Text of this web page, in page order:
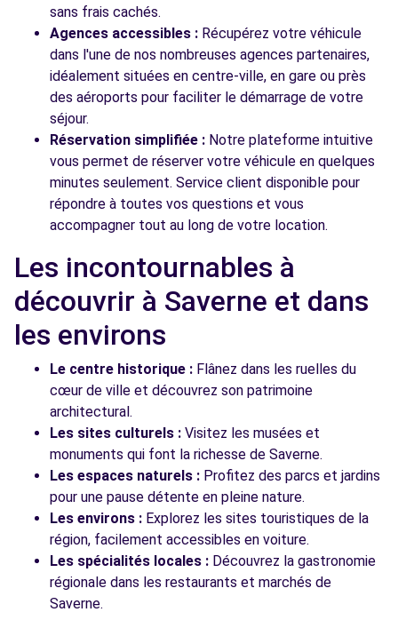
sans frais cachés.
Agences accessibles : Récupérez votre véhicule
dans l'une de nos nombreuses agences partenaires,
idéalement situées en centre-ville, en gare ou près
des aéroports pour faciliter le démarrage de votre
séjour.
Réservation simplifiée : Notre plateforme intuitive
vous permet de réserver votre véhicule en quelques
minutes seulement. Service client disponible pour
répondre à toutes vos questions et vous
accompagner tout au long de votre location.
Les incontournables à
découvrir à Saverne et dans
les environs
Le centre historique : Flânez dans les ruelles du
cœur de ville et découvrez son patrimoine
architectural.
Les sites culturels : Visitez les musées et
monuments qui font la richesse de Saverne.
Les espaces naturels : Profitez des parcs et jardins
pour une pause détente en pleine nature.
Les environs : Explorez les sites touristiques de la
région, facilement accessibles en voiture.
Les spécialités locales : Découvrez la gastronomie
régionale dans les restaurants et marchés de
Saverne.